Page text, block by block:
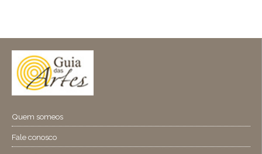
Quem someos
Fale conosco